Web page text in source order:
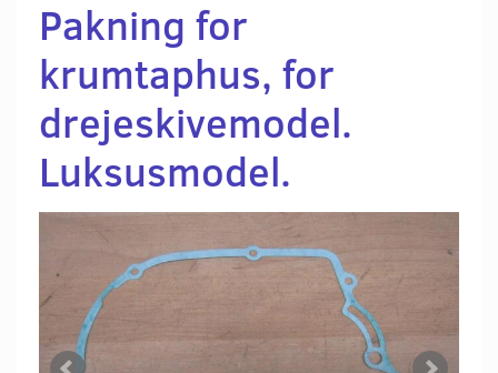
Pakning for
krumtaphus, for
drejeskivemodel.
Luksusmodel.